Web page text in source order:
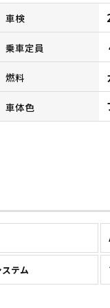
車検
乗車定員
燃料
車体色
テム